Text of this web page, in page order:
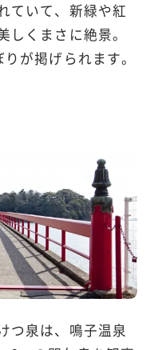
ていて、新緑や紅
くまさに絶景。
が掲げられます。
つ泉は、鳴子温泉